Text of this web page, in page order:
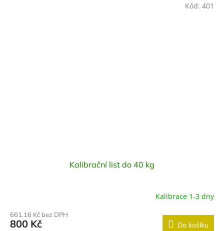
Kalibrační list do 40 kg
Kalibrace 1-3 dny
661,16 Kč bez DPH
800 Kč Do košíku
Kód: 401